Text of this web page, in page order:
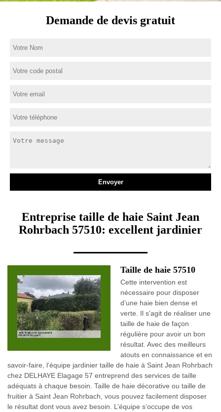
Demande de devis gratuit
Entreprise taille de haie Saint Jean
Rohrbach 57510: excellent jardinier
Taille de haie 57510
Cette intervention est
nécessaire pour disposer
d’une haie bien dense et
verte. Il s’agit de réaliser une
taille de haie de façon
régulière pour avoir un bon
résultat. Avec des meilleurs
atouts en connaissance et en
savoir-faire, l’équipe jardinier taille de haie à Saint Jean Rohrbach
chez DELHAYE Elagage 57 entreprend des services de taille
adéquats à chaque besoin. Taille de haie décorative ou taille de
fruitier à Saint Jean Rohrbach, vous pouvez facilement disposer
le résultat dont vous avez besoin. L’équipe s’occupe de vos